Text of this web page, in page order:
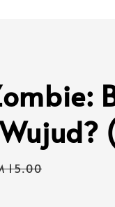
15.00